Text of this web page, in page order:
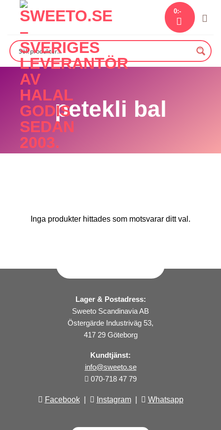
content
0:-
petekli bal
Inga produkter hittades som motsvarar ditt val.
Lager & Postadress:
Sweeto Scandinavia AB
Östergärde Industriväg 53,
417 29 Göteborg
Kundtjänst:
info@sweeto.se
070-718 47 79
Facebook| Instagram| Whatsapp